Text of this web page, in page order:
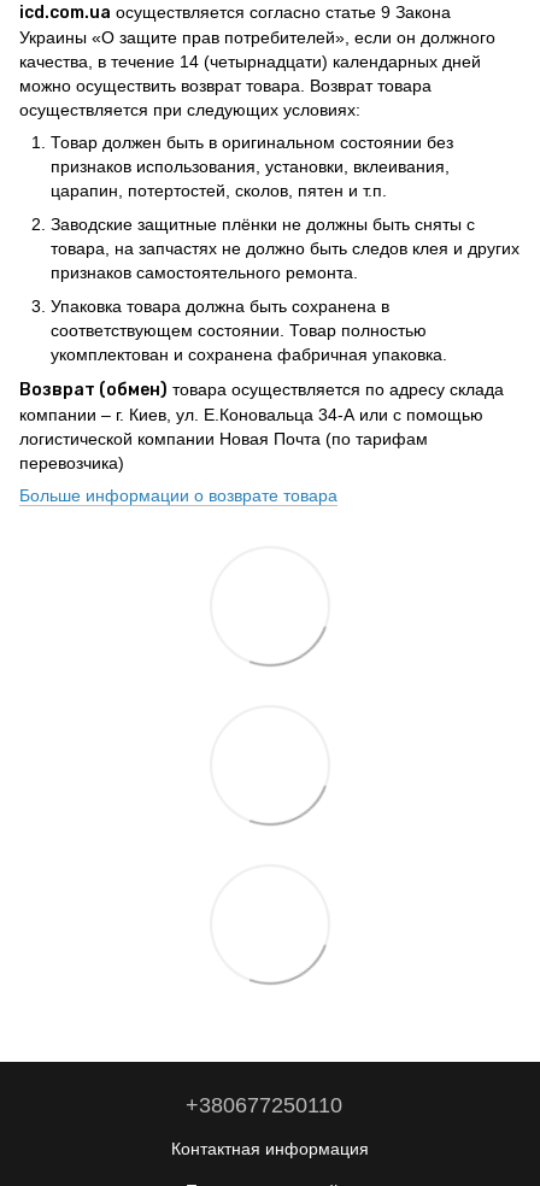
icd.com.ua осуществляется согласно статье 9 Закона
Украины «О защите прав потребителей», если он должного
качества, в течение 14 (четырнадцати) календарных дней
можно осуществить возврат товара. Возврат товара
осуществляется при следующих условиях:
Товар должен быть в оригинальном состоянии без
признаков использования, установки, вклеивания,
царапин, потертостей, сколов, пятен и т.п.
Заводские защитные плёнки не должны быть сняты с
товара, на запчастях не должно быть следов клея и других
признаков самостоятельного ремонта.
Упаковка товара должна быть сохранена в
соответствующем состоянии. Товар полностью
укомплектован и сохранена фабричная упаковка.
Возврат (обмен) товара осуществляется по адресу склада
компании – г. Киев, ул. Е.Коновальца 34-А или с помощью
логистической компании Новая Почта (по тарифам
перевозчика)
Больше информации о возврате товара
+380677250110
Контактная информация